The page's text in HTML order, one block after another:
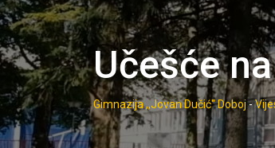
Učešće
Gimnazija ,,Jovan Dučić" Doboj-